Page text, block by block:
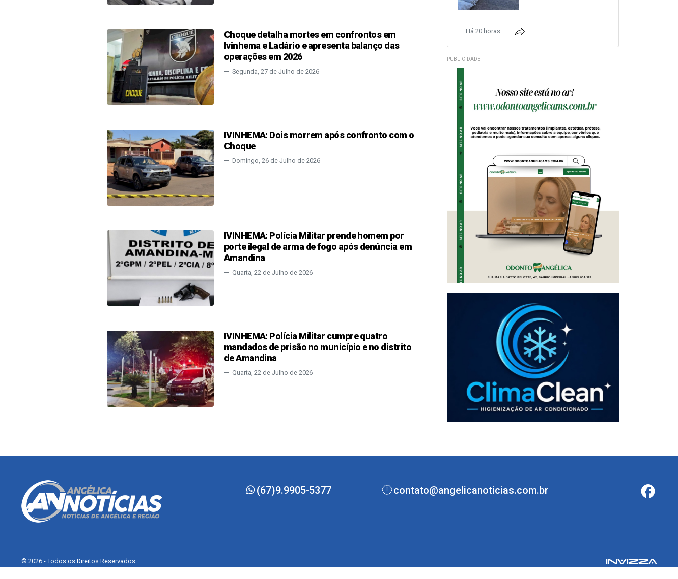
Choque detalha mortes em confrontos em
Ivinhema e Ladário e apresenta balanço das
operações em 2026
Segunda, 27 de Julho de 2026
IVINHEMA: Dois morrem após confronto com o
Choque
Domingo, 26 de Julho de 2026
IVINHEMA: Polícia Militar prende homem por
porte ilegal de arma de fogo após denúncia em
Amandina
Quarta, 22 de Julho de 2026
IVINHEMA: Polícia Militar cumpre quatro
mandados de prisão no município e no distrito
de Amandina
Quarta, 22 de Julho de 2026
Há 20 horas
PUBLICIDADE
(67)9.9905-5377 contato@angelicanoticias.com.br
© 2026 - Todos os Direitos Reservados